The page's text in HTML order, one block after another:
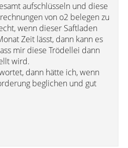
aufschlüsseln und diese
von o2 belegen zu
wenn dieser Saftladen
Zeit lässt, dann kann es
mir diese Trödellei dann
wird.
dann hätte ich, wenn
beglichen und gut